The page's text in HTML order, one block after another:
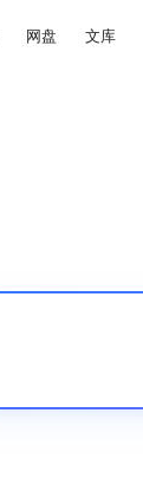
网盘 文库